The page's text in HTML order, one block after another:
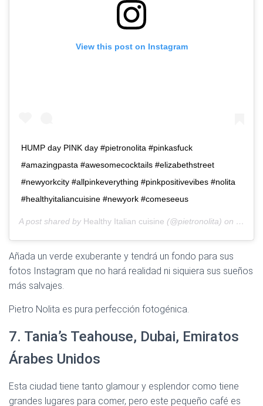
View this post on Instagram
HUMP day PINK day #pietronolita #pinkasfuck
#amazingpasta #awesomecocktails #elizabethstreet
#newyorkcity #allpinkeverything #pinkpositivevibes #nolita
#healthyitaliancuisine #newyork #comeseeus
A post shared by Healthy Italian cuisine (@pietronolita) on Oct
Añada un verde exuberante y tendrá un fondo para sus
fotos Instagram que no hará realidad ni siquiera sus sueños
más salvajes.
Pietro Nolita es pura perfección fotogénica.
7. Tania’s Teahouse, Dubai, Emiratos
Árabes Unidos
Esta ciudad tiene tanto glamour y esplendor como tiene
grandes lugares para comer, pero este pequeño café es